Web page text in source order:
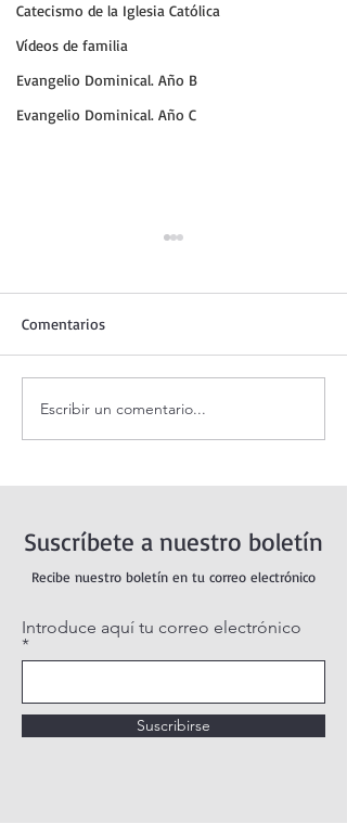
Catecismo de la Iglesia Católica
Vídeos de familia
Evangelio Dominical. Año B
Evangelio Dominical. Año C
Evangelio de hoy Domingo
16 agosto 2026. ¿Por qué
15,21-28)
Comentarios
Escribir un comentario...
Suscríbete a nuestro boletín
Recibe nuestro boletín en tu correo electrónico
Introduce aquí tu correo electrónico
Suscribirse